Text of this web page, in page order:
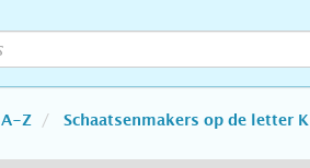
A-Z Schaatsenmakers op de letter K